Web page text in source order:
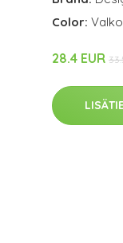
Color:
28.4 EUR